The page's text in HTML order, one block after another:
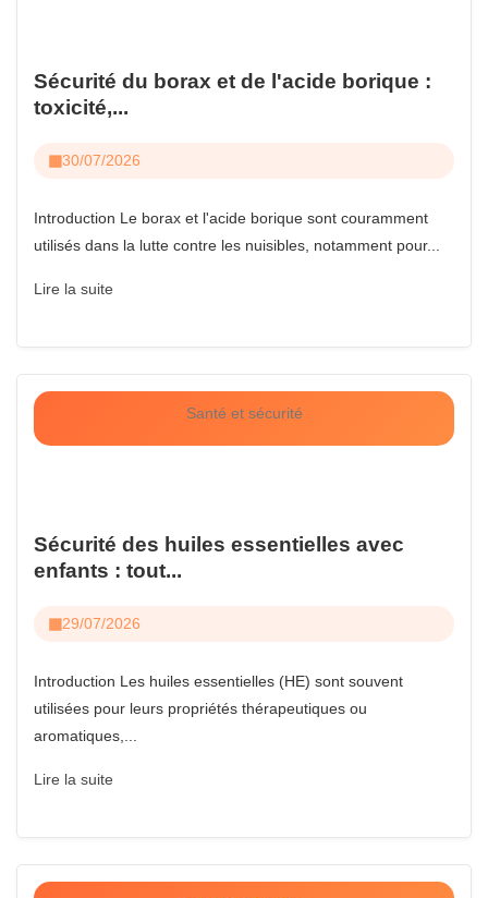
Sécurité du borax et de l'acide borique :
toxicité,...
30/07/2026
Introduction Le borax et l'acide borique sont couramment
utilisés dans la lutte contre les nuisibles, notamment pour...
Lire la suite
Santé et sécurité
Sécurité des huiles essentielles avec
enfants : tout...
29/07/2026
Introduction Les huiles essentielles (HE) sont souvent
utilisées pour leurs propriétés thérapeutiques ou
aromatiques,...
Lire la suite